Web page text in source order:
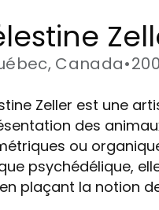
Canada•
Zeller est une
des
ou
psychédélique,
plaçant la notion